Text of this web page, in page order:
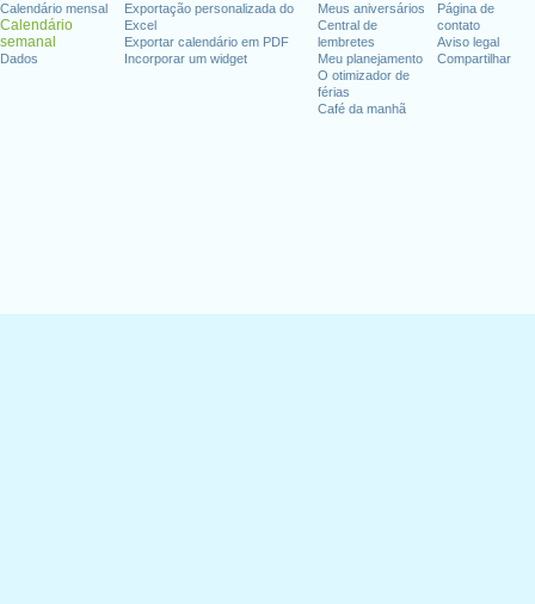
Calendário mensal
Calendário
semanal
Dados
Exportação personalizada do
Excel
Exportar calendário em PDF
Incorporar um widget
Meus aniversários
Central de
lembretes
Meu planejamento
O otimizador de
férias
Café da manhã
Página de
contato
Aviso legal
Compartilhar